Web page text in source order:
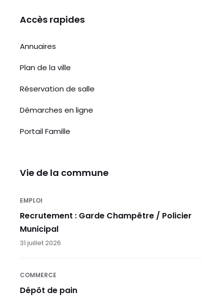
Accès rapides
Annuaires
Plan de la ville
Réservation de salle
Démarches en ligne
Portail Famille
Vie de la commune
EMPLOI
Recrutement : Garde Champêtre / Policier
Municipal
31 juillet 2026
COMMERCE
Dépôt de pain